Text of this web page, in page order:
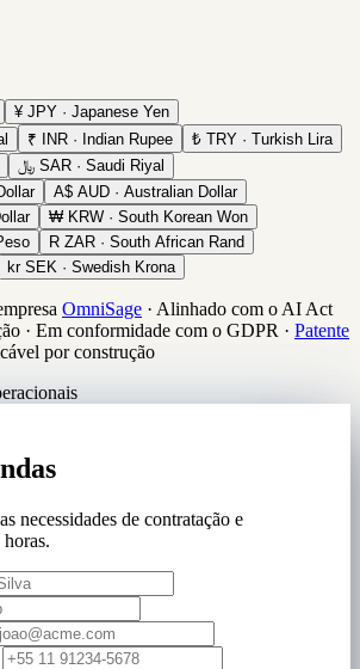
¥ JPY · Japanese Yen
₹ INR · Indian Rupee ₺ TRY · Turkish Lira
﷼ SAR · Saudi Riyal
A$ AUD · Australian Dollar
₩ KRW · South Korean Won
R ZAR · South African Rand
kr SEK · Swedish Krona
OmniSage · Alinhado com o AI Act
· Em conformidade com o GDPR · Patente
por construção
necessidades de contratação e